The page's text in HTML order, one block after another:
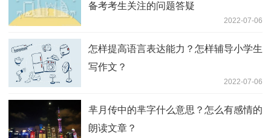
备考考生关注的问题答疑
2022-07-06
怎样提高语言表达能力？怎样辅导小学生
写作文？
2022-07-06
芈月传中的芈字什么意思？怎么有感情的
朗读文章？